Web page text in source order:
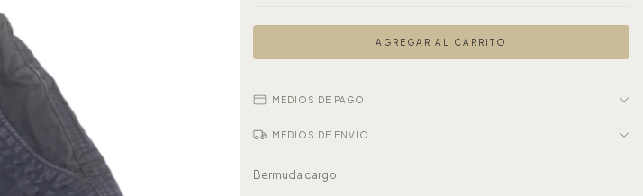
MEDIOS DE PAGO
MEDIOS DE ENVÍO
Bermuda cargo